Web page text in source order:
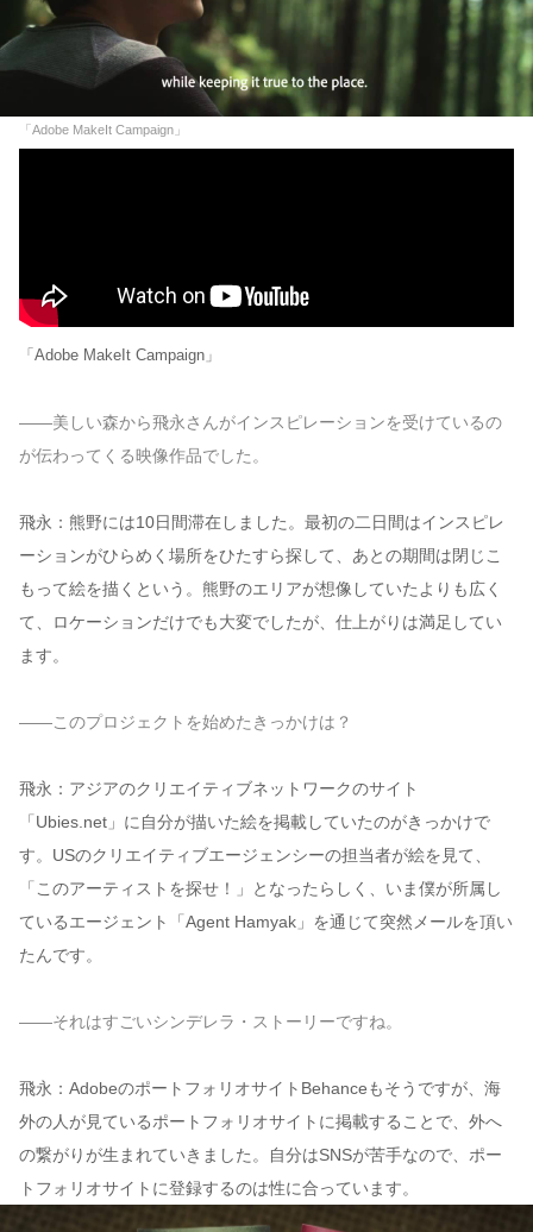
「Adobe MakeIt Campaign」
「Adobe MakeIt Campaign」
——美しい森から飛永さんがインスピレーションを受けているの
が伝わってくる映像作品でした。
飛永：熊野には10日間滞在しました。最初の二日間はインスピレ
ーションがひらめく場所をひたすら探して、あとの期間は閉じこ
もって絵を描くという。熊野のエリアが想像していたよりも広く
て、ロケーションだけでも大変でしたが、仕上がりは満足してい
ます。
——このプロジェクトを始めたきっかけは？
飛永：アジアのクリエイティブネットワークのサイト
「Ubies.net」に自分が描いた絵を掲載していたのがきっかけで
す。USのクリエイティブエージェンシーの担当者が絵を見て、
「このアーティストを探せ！」となったらしく、いま僕が所属し
ているエージェント「Agent Hamyak」を通じて突然メールを頂い
たんです。
——それはすごいシンデレラ・ストーリーですね。
飛永：AdobeのポートフォリオサイトBehanceもそうですが、海
外の人が見ているポートフォリオサイトに掲載することで、外へ
の繋がりが生まれていきました。自分はSNSが苦手なので、ポー
トフォリオサイトに登録するのは性に合っています。